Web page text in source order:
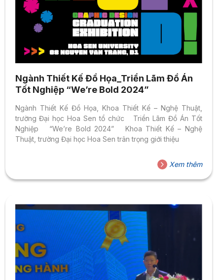
Ngành Thiết Kế Đồ Họa_Triển Lãm Đồ Án
Tốt Nghiệp “We’re Bold 2024”
Ngành Thiết Kế Đồ Họa, Khoa Thiết Kế – Nghệ Thuật,
trường Đại học Hoa Sen tổ chức Triển Lãm Đồ Án Tốt
Nghiệp “We’re Bold 2024” Khoa Thiết Kế – Nghệ
Thuật, trường Đại học Hoa Sen trân trọng giới thiệu
Xem thêm